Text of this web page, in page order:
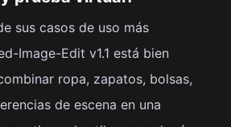
sus casos de uso más
Image-Edit v1.1 está bien
ropa, zapatos, bolsas,
de escena en una